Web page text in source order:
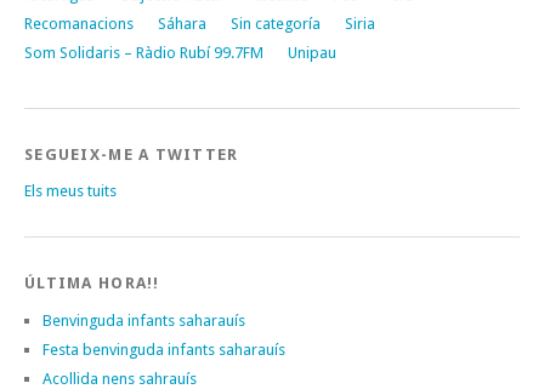
Recomanacions
Sáhara Sin categoría
Siria
Som Solidaris – Ràdio Rubí 99.7FM
Unipau
SEGUEIX-ME A TWITTER
Els meus tuits
ÚLTIMA HORA!!
Benvinguda infants saharauís
Festa benvinguda infants saharauís
Acollida nens sahrauís